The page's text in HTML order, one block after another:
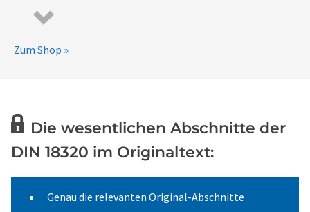
Zum Shop »
Die wesentlichen Abschnitte der
DIN 18320 im Originaltext:
Genau die relevanten Original-Abschnitte